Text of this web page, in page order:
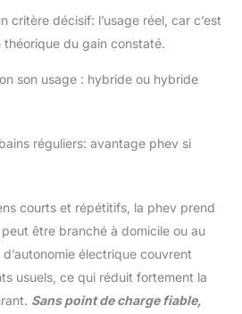
critère décisif: l’usage réel, car c’est
du gain constaté.
son usage : hybride ou hybride
réguliers: avantage phev si
courts et répétitifs, la phev prend
être branché à domicile ou au
électrique couvrent
usuels, ce qui réduit fortement la
Sans point de charge fiable,